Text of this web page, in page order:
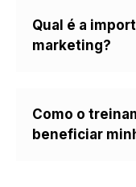
Qual é a
marketing?
Como o
beneficiar